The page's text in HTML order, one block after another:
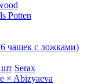
Potten
чашек с ложками)
шт Serax
× Abizyaeva